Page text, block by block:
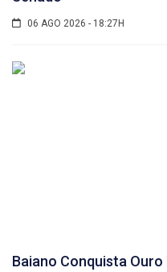
06 AGO 2026 - 18:27H
Baiano Conquista